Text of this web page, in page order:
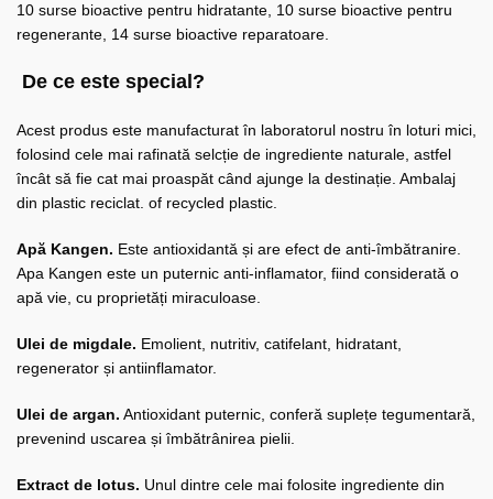
10 surse bioactive pentru hidratante, 10 surse bioactive pentru
regenerante, 14 surse bioactive reparatoare.
De ce este special?
Acest produs este manufacturat în laboratorul nostru în loturi mici,
folosind cele mai rafinată selcție de ingrediente naturale, astfel
încât să fie cat mai proaspăt când ajunge la destinație. Ambalaj
din plastic reciclat. of recycled plastic.
Apă Kangen. Este antioxidantă și are efect de anti-îmbătranire.
Apa Kangen este un puternic anti-inflamator, fiind considerată o
apă vie, cu proprietăți miraculoase.
Ulei de migdale. Emolient, nutritiv, catifelant, hidratant,
regenerator și antiinflamator.
Ulei de argan. Antioxidant puternic, conferă suplețe tegumentară,
prevenind uscarea și îmbătrânirea pielii.
Extract de lotus. Unul dintre cele mai folosite ingrediente din